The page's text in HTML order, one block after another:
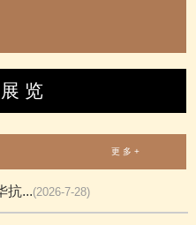
览
更 多 +
抗...(2026-7-28)